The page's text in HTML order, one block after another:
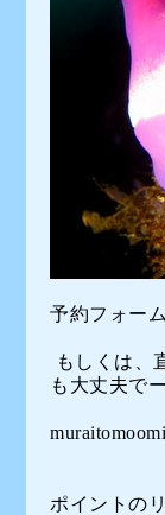
予約フォーム
もしくは、
も大丈夫で
ポイントの